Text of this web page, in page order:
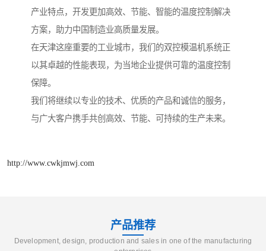
产业特点，开发更加高效、节能、智能的温度控制解决
方案，助力中国制造业高质量发展。
在天津这座重要的工业城市，我们的双控模温机系统正
以其卓越的性能表现，为当地企业提供可靠的温度控制
保障。
我们将继续以专业的技术、优质的产品和诚信的服务，
与广大客户携手共创高效、节能、可持续的生产未来。
http://www.cwkjmwj.com
产品推荐
Development, design, production and sales in one of the manufacturing